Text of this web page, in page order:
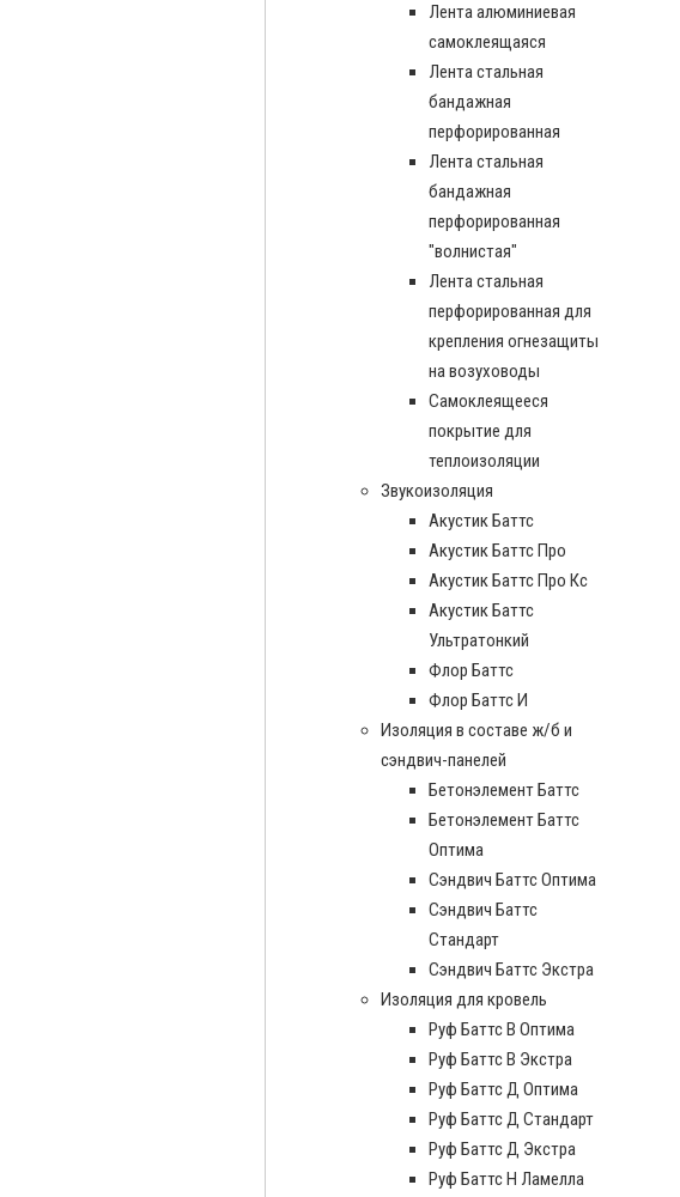
Лента алюминиевая
самоклеящаяся
Лента стальная
бандажная
перфорированная
Лента стальная
бандажная
перфорированная
"волнистая"
Лента стальная
перфорированная для
крепления огнезащиты
на возуховоды
Самоклеящееся
покрытие для
теплоизоляции
Звукоизоляция
Акустик Баттс
Акустик Баттс Про
Акустик Баттс Про Кс
Акустик Баттс
Ультратонкий
Флор Баттс
Флор Баттс И
Изоляция в составе ж/б и
сэндвич-панелей
Бетонэлемент Баттс
Бетонэлемент Баттс
Оптима
Сэндвич Баттс Оптима
Сэндвич Баттс
Стандарт
Сэндвич Баттс Экстра
Изоляция для кровель
Руф Баттс В Оптима
Руф Баттс В Экстра
Руф Баттс Д Оптима
Руф Баттс Д Стандарт
Руф Баттс Д Экстра
Руф Баттс Н Ламелла